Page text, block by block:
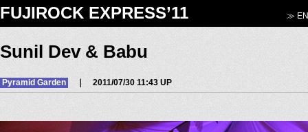
FUJIROCK EXPRESS’11 ≫
Sunil Dev & Babu
Pyramid Garden ｜ 2011/07/30 11:43 UP